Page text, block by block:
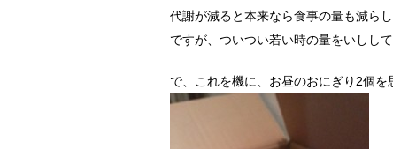
代謝が減ると本来なら食事の量も減らし
ですが、ついつい若い時の量をいしし
で、これを機に、お昼のおにぎり2個を